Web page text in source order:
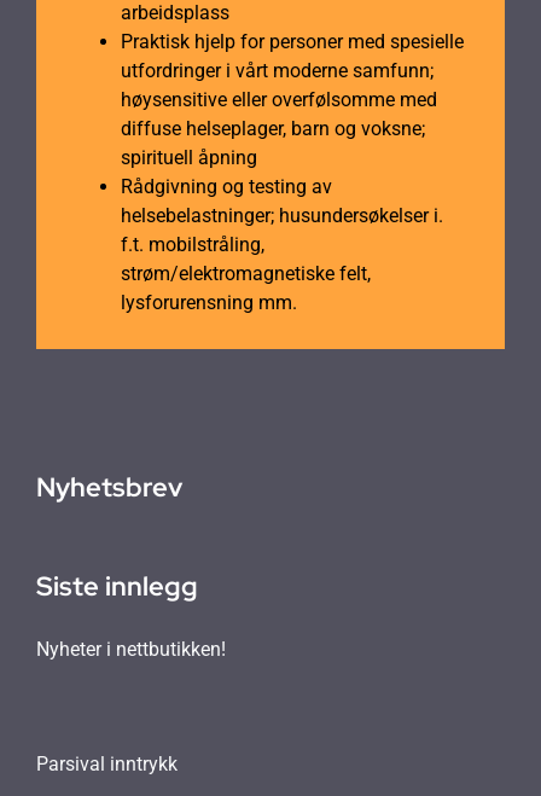
arbeidsplass
Praktisk hjelp for personer med spesielle
utfordringer i vårt moderne samfunn;
høysensitive eller overfølsomme med
diffuse helseplager, barn og voksne;
spirituell åpning
Rådgivning og testing av
helsebelastninger; husundersøkelser i.
f.t. mobilstråling,
strøm/elektromagnetiske felt,
lysforurensning mm.
Nyhetsbrev
Siste innlegg
Nyheter i nettbutikken!
Parsival inntrykk